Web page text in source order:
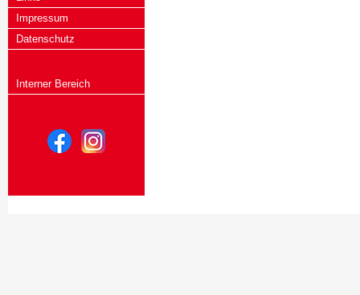
Impressum
Datenschutz
Interner Bereich